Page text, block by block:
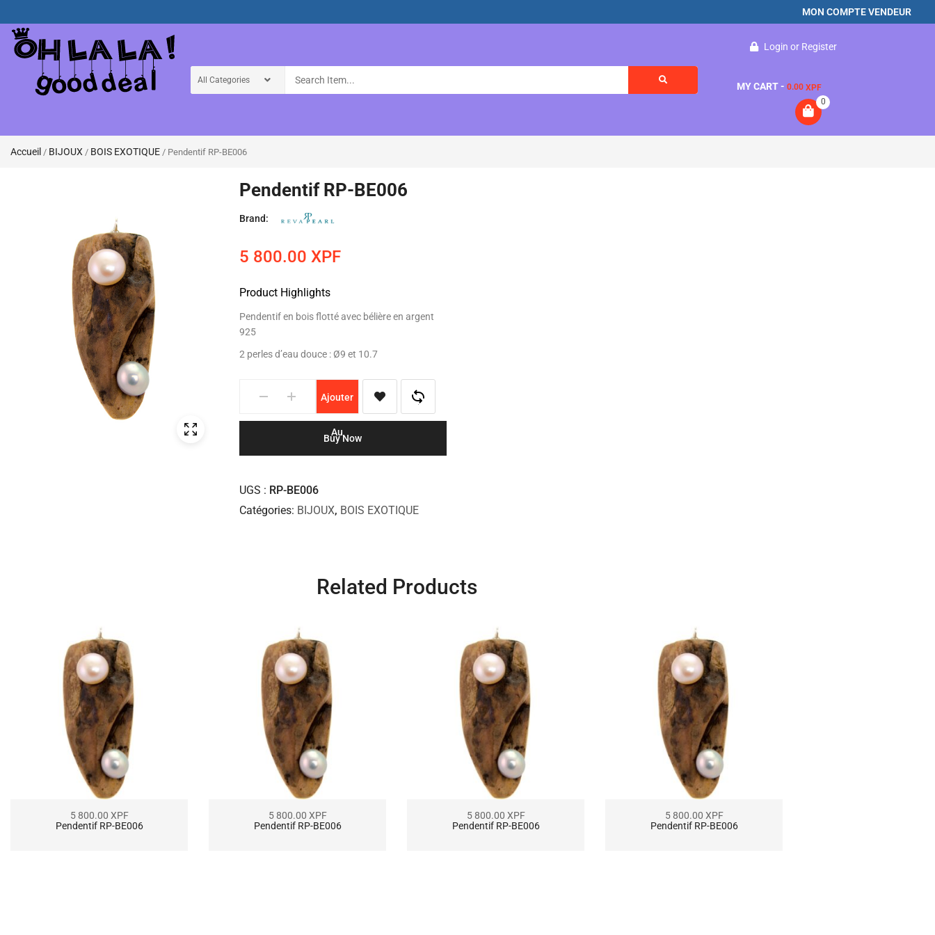
MON COMPTE VENDEUR
Login or Register
MY CART - 0.00XPF
0
Accueil / BIJOUX / BOIS EXOTIQUE / Pendentif RP-BE006
Pendentif RP-BE006
Brand:
5 800.00 XPF
Product Highlights
Pendentif en bois flotté avec bélière en argent
925
2 perles d’eau douce : Ø9 et 10.7
Ajouter
Au
Buy Now
UGS
RP-BE006
Catégories BIJOUX, BOIS EXOTIQUE
Related Products
Pendentif RP-BE006
5 800.00 XPF
Pendentif RP-BE006
5 800.00 XPF
Pendentif RP-BE006
5 800.00 XPF
Pendentif RP-BE006
5 800.00 XPF